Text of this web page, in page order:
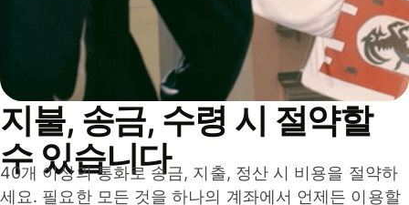
지불, 송금, 수령 시 절약할
수 있습니다
40개 이상의 통화로 송금, 지출, 정산 시 비용을 절약하
세요. 필요한 모든 것을 하나의 계좌에서 언제든 이용할